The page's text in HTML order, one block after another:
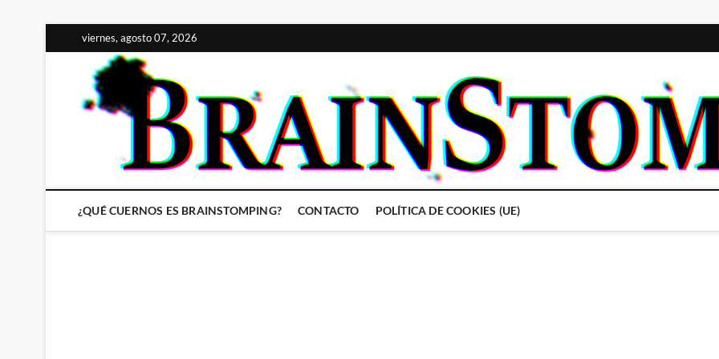
al
contenido
viernes, agosto 07, 2026
¿QUÉ CUERNOS ES BRAINSTOMPING? CONTACTO POLÍTICA DE COOKIES (UE)